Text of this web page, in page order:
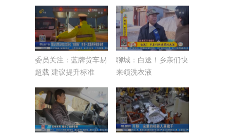
委员关注：蓝牌货车易
超载 建议提升标准
聊城：白送！乡亲们快
来领洗衣液